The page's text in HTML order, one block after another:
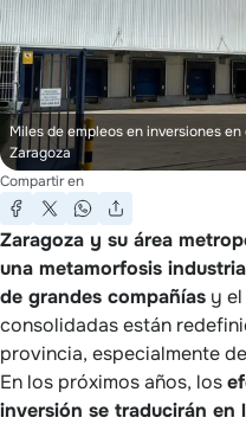
Miles de empleos en inversiones
Zaragoza
Compartir en
Zaragoza y su área
una metamorfosis
de grandes compañías y
consolidadas están
provincia, especialmente
En los próximos años, los
inversión se traducirán en